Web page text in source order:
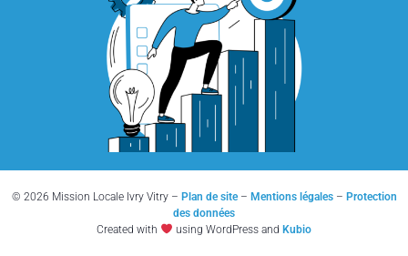
© 2026 Mission Locale Ivry Vitry – Plan de site– Mentions légales– Protection
des données
Created with
using WordPress and Kubio